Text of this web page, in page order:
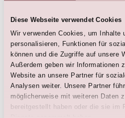
Diese Webseite verwendet Cookies
Wir verwenden Cookies, um Inhalte
personalisieren, Funktionen für
können und die Zugriffe auf unsere
Außerdem geben wir Informationen
Website an unsere Partner für
Analysen weiter. Unsere Partner
möglicherweise mit weiteren Daten
bereitgestellt haben oder die sie im
Hier sind die